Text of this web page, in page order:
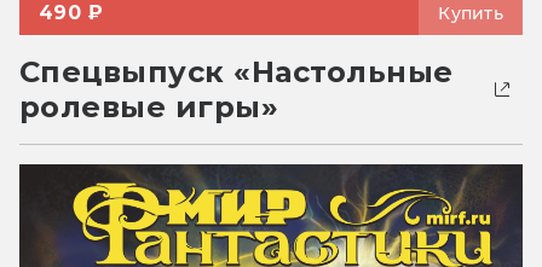
490 ₽ Купить
Спецвыпуск «Настольные
ролевые игры»